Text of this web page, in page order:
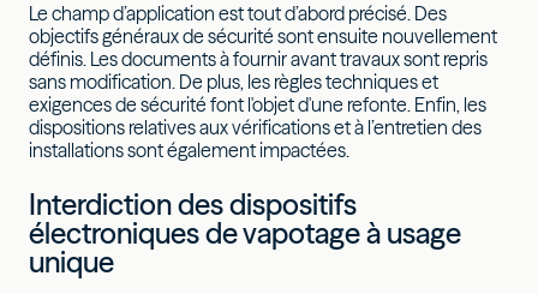
Le champ d’application est tout d’abord précisé. Des
objectifs généraux de sécurité sont ensuite nouvellement
définis. Les documents à fournir avant travaux sont repris
sans modification. De plus, les règles techniques et
exigences de sécurité font l'objet d'une refonte. Enfin, les
dispositions relatives aux vérifications et à l’entretien des
installations sont également impactées.
Interdiction des dispositifs
électroniques de vapotage à usage
unique